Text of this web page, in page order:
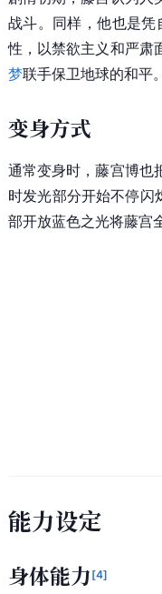
战斗。同样，他也是
性，以禁欲主义和严肃
梦联手保卫地球的和平
变身方式
通常变身时，藤宫博也
时发光部分开始不停闪
部开放蓝色之光将藤宫